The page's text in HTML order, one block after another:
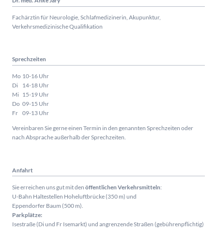
Fachärztin für Neurologie, Schlafmedizinerin, Akupunktur,
Verkehrsmedizinische Qualifikation
Sprechzeiten
Mo 10-16 Uhr
Di
14-18 Uhr
Mi 15-19 Uhr
Do 09-15 Uhr
Fr
09-13 Uhr
Vereinbaren Sie gerne einen Termin in den genannten Sprechzeiten oder
nach Absprache außerhalb der Sprechzeiten.
Anfahrt
Sie erreichen uns gut mit den öffentlichen Verkehrsmitteln:
U-Bahn Haltestellen Hoheluftbrücke (350 m) und
Eppendorfer Baum (500 m).
Parkplätze:
Isestraße (Di und Fr Isemarkt) und angrenzende Straßen (gebührenpflichtig)